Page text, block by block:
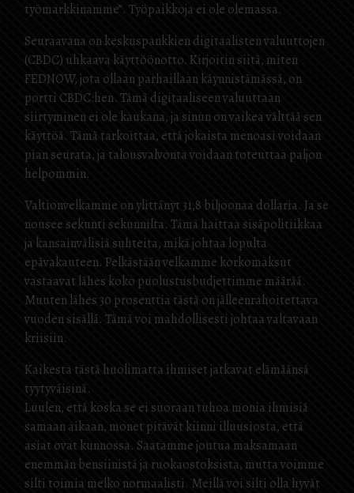
työmarkkinamme”. Työpaikkoja ei ole olemassa.
Seuraavana on keskuspankkien digitaalisten valuuttojen
(CBDC) uhkaava käyttöönotto. Kirjoitin siitä, miten
FEDNOW, jota ollaan parhaillaan käynnistämässä, on
portti CBDC:hen. Tämä digitaaliseen valuuttaan
siirtyminen ei ole kaukana, ja sinun on vaikea välttää sen
käyttöä. Tämä tarkoittaa, että jokaista menoasi voidaan
pian seurata, ja talousvalvonta voidaan toteuttaa paljon
helpommin.
Valtionvelkamme on ylittänyt 31,8 biljoonaa dollaria. Ja se
nousee sekunti sekunnilta. Tämä haittaa sisäpolitiikkaa
ja kansainvälisiä suhteita, mikä johtaa lopulta
epävakauteen. Pelkästään velkamme korkomaksut
vastaavat lähes koko puolustusbudjettimme määrää.
Muuten lähes 30 prosenttia tästä on jälleenrahoitettava
vuoden sisällä. Tämä voi mahdollisesti johtaa valtavaan
kriisiin.
Kaikesta tästä huolimatta ihmiset jatkavat elämäänsä
tyytyväisinä.
Luulen, että koska se ei suoraan tuhoa monia ihmisiä
samaan aikaan, monet pitävät kiinni illuusiosta, että
asiat ovat kunnossa. Saatamme joutua maksamaan
enemmän bensiinistä ja ruokaostoksista, mutta voimme
silti toimia melko normaalisti. Meillä voi silti olla hyvät